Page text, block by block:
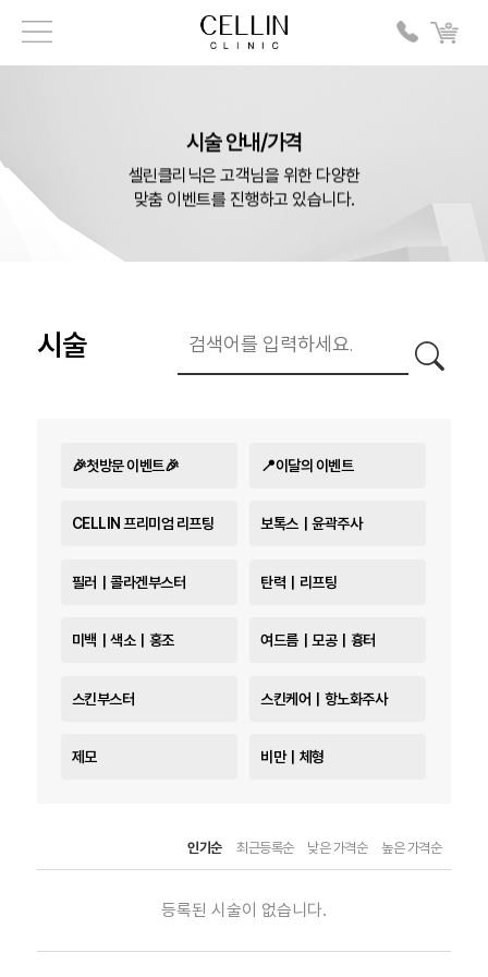
시술 안내/가격
셀린클리닉은 고객님을 위한 다양한
맞춤 이벤트를 진행하고 있습니다.
시술
🎉첫방문 이벤트🎉 📍이달의 이벤트
CELLIN 프리미엄 리프팅 보톡스｜윤곽주사
필러｜콜라겐부스터 탄력｜리프팅
미백｜색소｜홍조 여드름｜모공｜흉터
스킨부스터 스킨케어｜항노화주사
제모 비만｜체형
인기순 최근등록순 낮은 가격순 높은 가격순
등록된 시술이 없습니다.